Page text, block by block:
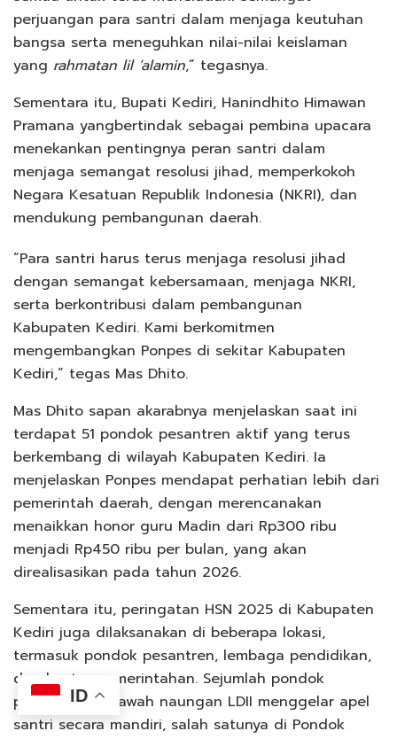
perjuangan para santri dalam menjaga keutuhan
bangsa serta meneguhkan nilai-nilai keislaman
yang rahmatan lil ‘alamin,” tegasnya.
Sementara itu, Bupati Kediri, Hanindhito Himawan
Pramana yangbertindak sebagai pembina upacara
menekankan pentingnya peran santri dalam
menjaga semangat resolusi jihad, memperkokoh
Negara Kesatuan Republik Indonesia (NKRI), dan
mendukung pembangunan daerah.
“Para santri harus terus menjaga resolusi jihad
dengan semangat kebersamaan, menjaga NKRI,
serta berkontribusi dalam pembangunan
Kabupaten Kediri. Kami berkomitmen
mengembangkan Ponpes di sekitar Kabupaten
Kediri,” tegas Mas Dhito.
Mas Dhito sapan akarabnya menjelaskan saat ini
terdapat 51 pondok pesantren aktif yang terus
berkembang di wilayah Kabupaten Kediri. Ia
menjelaskan Ponpes mendapat perhatian lebih dari
pemerintah daerah, dengan merencanakan
menaikkan honor guru Madin dari Rp300 ribu
menjadi Rp450 ribu per bulan, yang akan
direalisasikan pada tahun 2026.
Sementara itu, peringatan HSN 2025 di Kabupaten
Kediri juga dilaksanakan di beberapa lokasi,
termasuk pondok pesantren, lembaga pendidikan,
dan kantor pemerintahan. Sejumlah pondok
pesantren di bawah naungan LDII menggelar apel
santri secara mandiri, salah satunya di Pondok
ID